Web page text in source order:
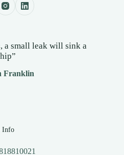
a small leak will sink a
Franklin
Info